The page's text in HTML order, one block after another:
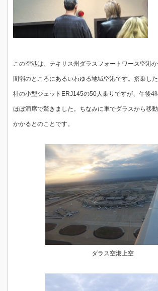
この空港は、テキサス州ダラスフォートワース空港
間弱のところにあるいわゆる地域空港です。搭乗し
社の小型ジェットERJ145の50人乗りですが、午後4
ほぼ満席で驚きました。ちなみに車でダラスから移
かかるとのことです。
ダラス空港上空